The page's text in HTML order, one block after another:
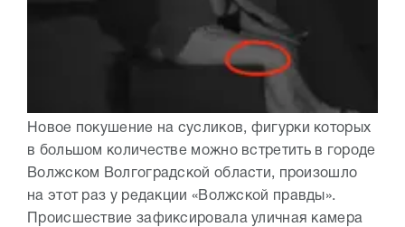
Новое покушение на сусликов, фигурки которых
в большом количестве можно встретить в городе
Волжском Волгоградской области, произошло
на этот раз у редакции «Волжской правды».
Происшествие зафиксировала уличная камера